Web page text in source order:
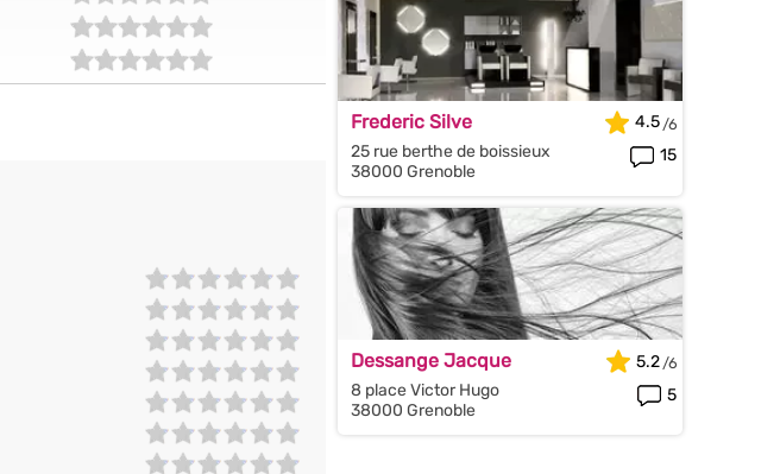
Frederic Silve
25 rue berthe de boissieux
38000 Grenoble
4.5
15
Dessange Jacque
8 place Victor Hugo
38000 Grenoble
5.2
5